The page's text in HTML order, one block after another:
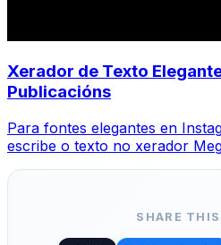
Xerador de Texto
Publicacións
Para fontes elegantes en
escribe o texto no xerador
SHARE